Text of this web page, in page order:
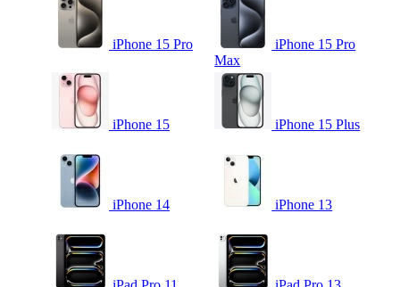
iPhone 15 Pro
iPhone 15 Pro
Max
iPhone 15 iPhone 15 Plus
iPhone 14 iPhone 13